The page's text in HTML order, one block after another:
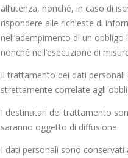
all’utenza, nonché, in caso di
rispondere alle richieste di
nell’adempimento di un
nonché nell’esecuzione di
Il trattamento dei dati
strettamente correlate agli
I destinatari del trattamento
saranno oggetto di diffusione.
I dati personali sono conservati